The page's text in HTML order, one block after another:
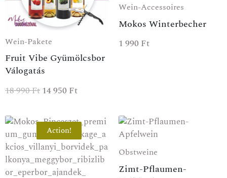
Wein-Pakete
Fruit Vibe Gyümölcsbor
Válogatás
18 990Ft14 950 Ft
Wein-Accessoires
Mokos Winterbecher
1 990 Ft
Action!
Obstweine
Zimt-Pflaumen-